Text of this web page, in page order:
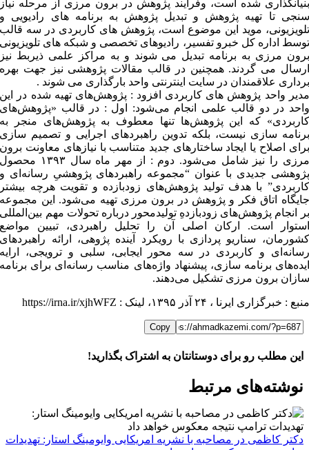
بنیانگذاری شده است، وفرایند پژوهش در برون مرزی از مرحله نیاز
سنجی تا تهیه پژوهش و تبدیل پژوهش به برنامه های رادیویی و
تلویزیونی، موید این موضوع است، پژوهش های کاربردی در سه قالب
توسط اداره کل خبرو تفسیر، رادیوهای تخصصی و شبکه های تلویزیونی
برون مرزی به برنامه تبدیل می شوند و به مراکز علمی ذیربط نیز
ارسال می گردند. همچنین در قالب مقالات پژوهشی نیز جهت بهره
برداری علاقمندان در سایت اینترنتی واحد بارگذاری می شوند .
مدیر واحد پژوهش های کاربردی افزود : پژوهش‌های تهیه شده در این
واحد در دو قالب علمی انجام می‌شود: اول : در قالب «پژوهش‌های
کاربردی» که این پژوهش‌ها تنها معطوف به پژوهش‌های منجر به
برنامه سازی نیست، بلکه تدوین راهبردهای اجرایی و تصمیم سازی
برای اصلاح یا ایجاد ساختارهای جدید متناسب با نیازهای معاونت برون
مرزی را نیز شامل می‌شود. دوم : از مهر ماه سال ۱۳۹۳ محصول
پژوهشی جدیدی با عنوان “مجموعه راهبردهای پژوهشیِ رسانه‌ای و
کاربردی” با هدف تولید پژوهش‌های زودبازده و تقویت هرچه بیشتر
جایگاه اتاق فکر و پژوهش در برون مرزی تهیه می‌شود. این مجموعه
بر انجام پژوهش‌های زودبازدهِ تولیدمحور درباره تحولات مهم بین‌المللی
استوار است. ارکان اصلی آن را تحلیل راهبردی، تبیین مواضع
کشورمان، سناریو پردازی با رویکرد آینده پژوهی، ارائه راهبردهای
رسانه‌ای و کاربردی در سه محور ایجابی، سلبی و ترویجی، ارایه
ایده‌های برنامه سازی، پیشنهاد واژه‌های مناسب رسانه‌ای برای برنامه
سازان برون مرزی تشکیل می‌دهند.
منبع : خبرگزاری ایرنا ، ۲۴ آذر ۱۳۹۵، لینک : https://irna.ir/xjhWFZ
Copy
این مطلب رو برای دوستانتان به اشتراک بگذارید!
FacebookX
LinkedIn
WhatsApp
Telegram
ایمیل
نوشته‌‌های مرتبط
دکتر کاظمی در مصاحبه با نشریه امریکایی وایومینگ استار: تهدیدات